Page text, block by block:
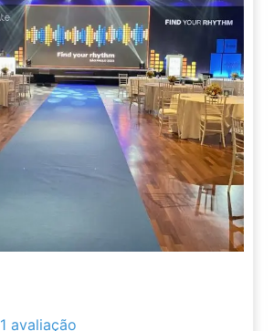
1 avaliação